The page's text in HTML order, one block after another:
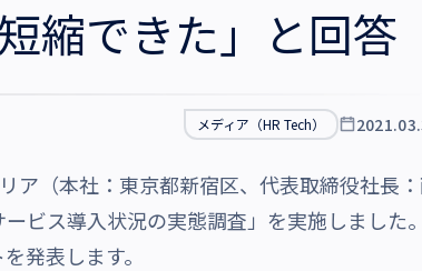
縮できた」と回答
メディア（HR Tech）
（本社：東京都新宿区、代表取締役社長
ビス導入状況の実態調査」を実施しました。
発表します。